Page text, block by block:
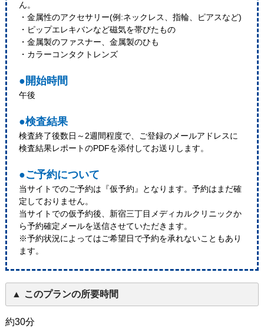
ん。
・金属性のアクセサリー(例:ネックレス、指輪、ピアスなど)​
・ピップエレキバンなど磁気を帯びたもの
・金属製のファスナー、金属製のひも
・カラーコンタクトレンズ
●開始時間
午後
●検査結果
検査終了後数日～2週間程度で、ご登録のメールアドレスに
検査結果レポートのPDFを添付してお送りします。
●ご予約について
当サイトでのご予約は『仮予約』となります。予約はまだ確
定しておりません。
当サイトでの仮予約後、新宿三丁目メディカルクリニックか
ら予約確定メールを送信させていただきます。
※予約状況によってはご希望日で予約を承れないこともあり
ます。
このプランの所要時間
約30分